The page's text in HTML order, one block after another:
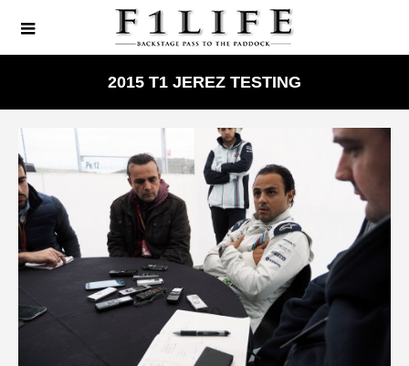
2015 T1 JEREZ TESTING